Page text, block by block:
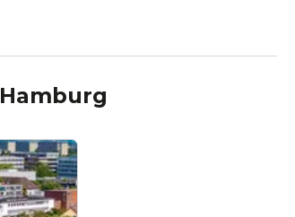
Hamburg